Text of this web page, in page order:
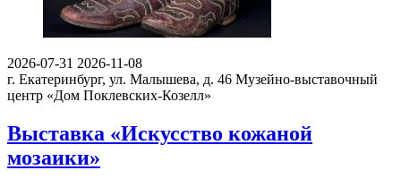
2026-07-31 2026-11-08
г. Екатеринбург, ул. Малышева, д. 46 Музейно-выставочный
центр «Дом Поклевских-Козелл»
Выставка «Искусство кожаной
мозаики»